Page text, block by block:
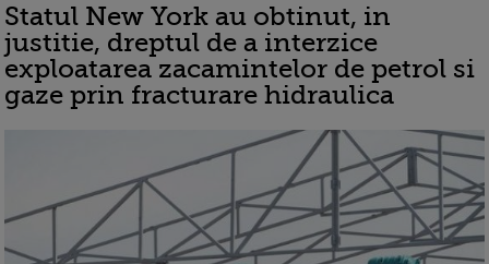
Statul New York au obtinut, in
justitie, dreptul de a interzice
exploatarea zacamintelor de petrol si
gaze prin fracturare hidraulica